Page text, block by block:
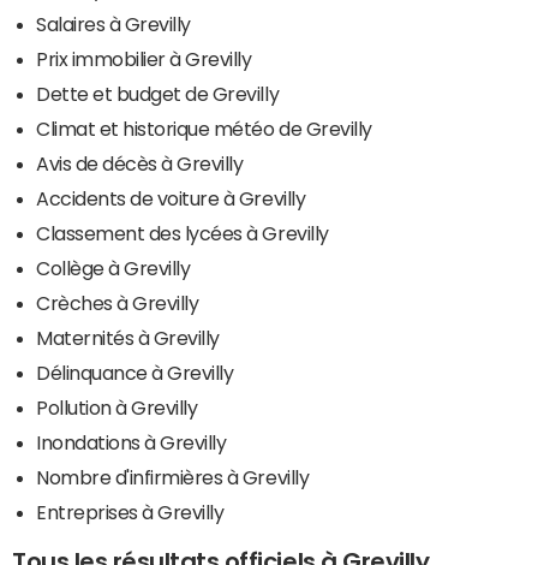
Salaires à Grevilly
Prix immobilier à Grevilly
Dette et budget de Grevilly
Climat et historique météo de Grevilly
Avis de décès à Grevilly
Accidents de voiture à Grevilly
Classement des lycées à Grevilly
Collège à Grevilly
Crèches à Grevilly
Maternités à Grevilly
Délinquance à Grevilly
Pollution à Grevilly
Inondations à Grevilly
Nombre d'infirmières à Grevilly
Entreprises à Grevilly